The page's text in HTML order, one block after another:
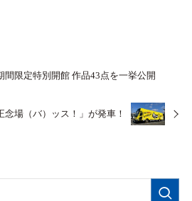
限定特別開館 作品43点を一挙公開
念場（バ）ッス！」が発車！